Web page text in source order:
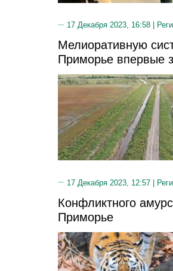
17 Декабря 2023, 16:58 |
Мелиоративную
Приморье впервые
17 Декабря 2023, 12:57 |
Конфликтного
Приморье